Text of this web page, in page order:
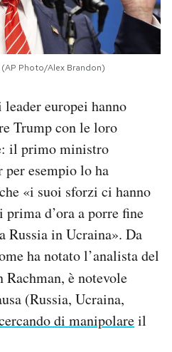
Photo/Alex Brandon)
europei hanno
Trump con le loro
il primo ministro
esempio lo ha
«i suoi sforzi ci hanno
d’ora a porre fine
Russia in Ucraina». Da
ha notato l’analista del
Rachman, è notevole
(Russia, Ucraina,
di manipolareil